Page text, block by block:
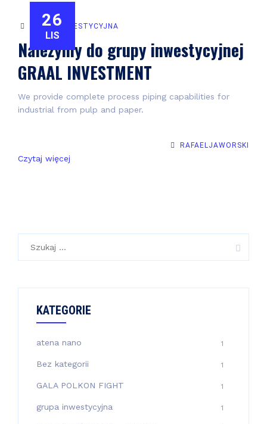
26
LIS
GRUPA INWESTYCYJNA
Należymy do grupy inwestycyjnej
GRAAL INVESTMENT
We provide complete process piping capabilities for
industrial from pulp and paper.
Czytaj więcej
RAFAELJAWORSKI
KATEGORIE
atena nano 1
Bez kategorii 1
GALA POLKON FIGHT 1
grupa inwestycyjna 1